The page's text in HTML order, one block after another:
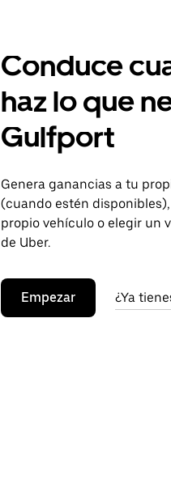
Conduce
haz lo que
Gulfport
Genera ganancias a tu
(cuando estén
propio vehículo o elegir un
de Uber.
Empezar ¿Ya